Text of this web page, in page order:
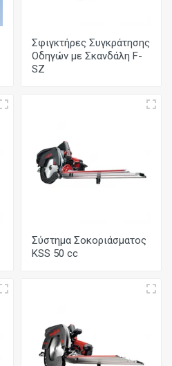
Σφιγκτήρες Συγκράτησης
Οδηγών με Σκανδάλη F-
SZ
Σύστημα Σοκοριάσματος
KSS 50 cc